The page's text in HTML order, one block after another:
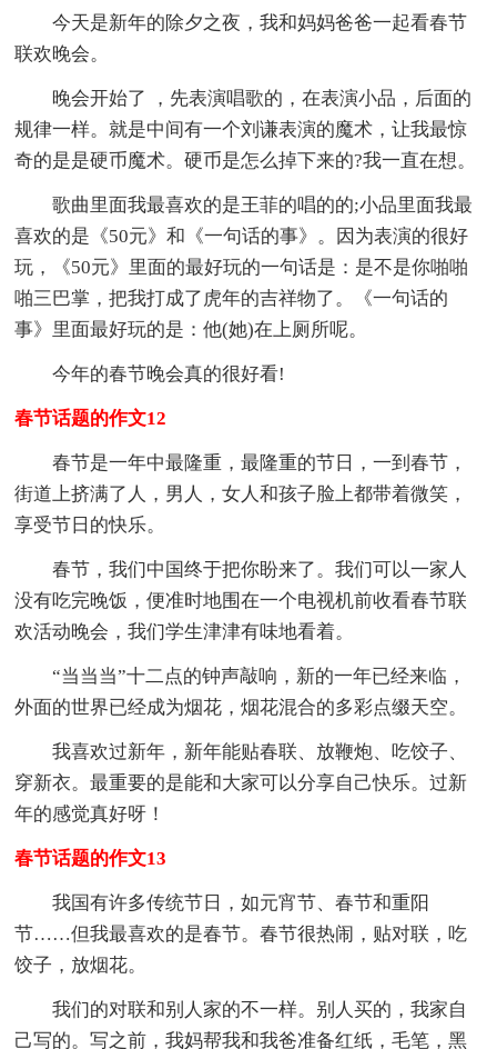
今天是新年的除夕之夜，我和妈妈爸爸一起看春节
联欢晚会。
晚会开始了 ，先表演唱歌的，在表演小品，后面的
规律一样。就是中间有一个刘谦表演的魔术，让我最惊
奇的是是硬币魔术。硬币是怎么掉下来的?我一直在想。
歌曲里面我最喜欢的是王菲的唱的的;小品里面我最
喜欢的是《50元》和《一句话的事》。因为表演的很好
玩，《50元》里面的最好玩的一句话是：是不是你啪啪
啪三巴掌，把我打成了虎年的吉祥物了。《一句话的
事》里面最好玩的是：他(她)在上厕所呢。
今年的春节晚会真的很好看!
春节话题的作文12
春节是一年中最隆重，最隆重的节日，一到春节，
街道上挤满了人，男人，女人和孩子脸上都带着微笑，
享受节日的快乐。
春节，我们中国终于把你盼来了。我们可以一家人
没有吃完晚饭，便准时地围在一个电视机前收看春节联
欢活动晚会，我们学生津津有味地看着。
“当当当”十二点的钟声敲响，新的一年已经来临，
外面的世界已经成为烟花，烟花混合的多彩点缀天空。
我喜欢过新年，新年能贴春联、放鞭炮、吃饺子、
穿新衣。最重要的是能和大家可以分享自己快乐。过新
年的感觉真好呀！
春节话题的作文13
我国有许多传统节日，如元宵节、春节和重阳
节……但我最喜欢的是春节。春节很热闹，贴对联，吃
饺子，放烟花。
我们的对联和别人家的不一样。别人买的，我家自
己写的。写之前，我妈帮我和我爸准备红纸，毛笔，黑